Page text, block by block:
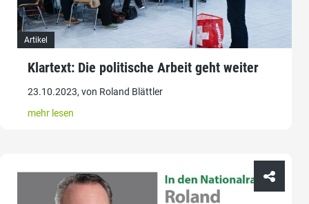
Artikel
Klartext: Die politische Arbeit geht weiter
23.10.2023, von Roland Blättler
mehr lesen